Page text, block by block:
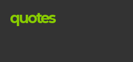
quotes